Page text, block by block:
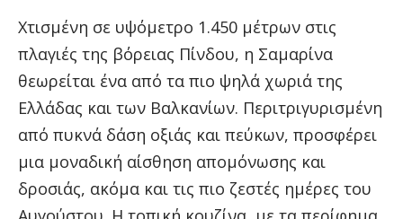
Χτισμένη σε υψόμετρο 1.450 μέτρων στις
πλαγιές της βόρειας Πίνδου, η Σαμαρίνα
θεωρείται ένα από τα πιο ψηλά χωριά της
Ελλάδας και των Βαλκανίων. Περιτριγυρισμένη
από πυκνά δάση οξιάς και πεύκων, προσφέρει
μια μοναδική αίσθηση απομόνωσης και
δροσιάς, ακόμα και τις πιο ζεστές ημέρες του